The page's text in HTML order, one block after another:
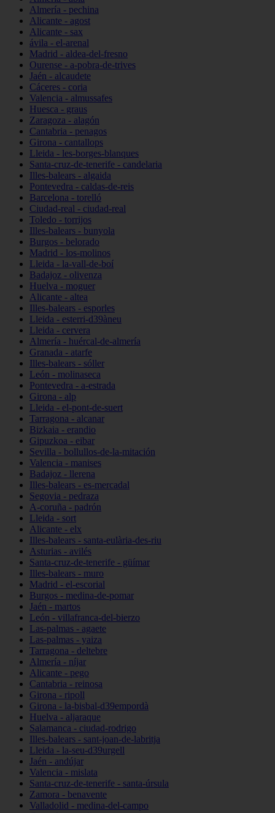
Almería - pechina
Alicante - agost
Alicante - sax
ávila - el-arenal
Madrid - aldea-del-fresno
Ourense - a-pobra-de-trives
Jaén - alcaudete
Cáceres - coria
Valencia - almussafes
Huesca - graus
Zaragoza - alagón
Cantabria - penagos
Girona - cantallops
Lleida - les-borges-blanques
Santa-cruz-de-tenerife - candelaria
Illes-balears - algaida
Pontevedra - caldas-de-reis
Barcelona - torelló
Ciudad-real - ciudad-real
Toledo - torrijos
Illes-balears - bunyola
Burgos - belorado
Madrid - los-molinos
Lleida - la-vall-de-boí
Badajoz - olivenza
Huelva - moguer
Alicante - altea
Illes-balears - esporles
Lleida - esterri-d39àneu
Lleida - cervera
Almería - huércal-de-almería
Granada - atarfe
Illes-balears - sóller
León - molinaseca
Pontevedra - a-estrada
Girona - alp
Lleida - el-pont-de-suert
Tarragona - alcanar
Bizkaia - erandio
Gipuzkoa - eibar
Sevilla - bollullos-de-la-mitación
Valencia - manises
Badajoz - llerena
Illes-balears - es-mercadal
Segovia - pedraza
A-coruña - padrón
Lleida - sort
Alicante - elx
Illes-balears - santa-eulària-des-riu
Asturias - avilés
Santa-cruz-de-tenerife - güímar
Illes-balears - muro
Madrid - el-escorial
Burgos - medina-de-pomar
Jaén - martos
León - villafranca-del-bierzo
Las-palmas - agaete
Las-palmas - yaiza
Tarragona - deltebre
Almería - níjar
Alicante - pego
Cantabria - reinosa
Girona - ripoll
Girona - la-bisbal-d39empordà
Huelva - aljaraque
Salamanca - ciudad-rodrigo
Illes-balears - sant-joan-de-labritja
Lleida - la-seu-d39urgell
Jaén - andújar
Valencia - mislata
Santa-cruz-de-tenerife - santa-úrsula
Zamora - benavente
Valladolid - medina-del-campo